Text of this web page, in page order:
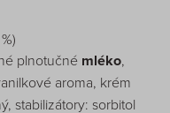
plnotučné mléko,
aroma, krém
stabilizátory: sorbitol